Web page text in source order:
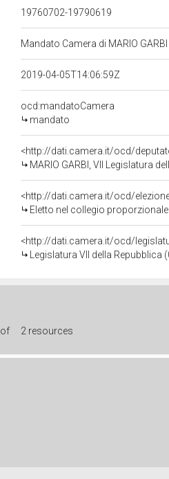
19760702-19790619
Mandato Camera di MARIO
2019-04-05T14:06:59Z
ocd:mandatoCamera
mandato
<http://dati.camera.it/ocd/
MARIO GARBI, VII Legislatura
<http://dati.camera.it/ocd/
Eletto nel collegio
<http://dati.camera.it/ocd/
Legislatura VII della
of 2 resources